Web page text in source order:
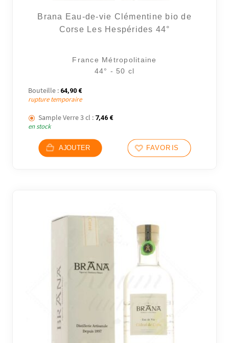
Brana Eau-de-vie Clémentine bio de
Corse Les Hespérides 44°
France Métropolitaine
44° - 50 cl
Bouteille : 64,90 €
rupture temporaire
Sample Verre 3 cl : 7,46 €
en stock
AJOUTER FAVORIS